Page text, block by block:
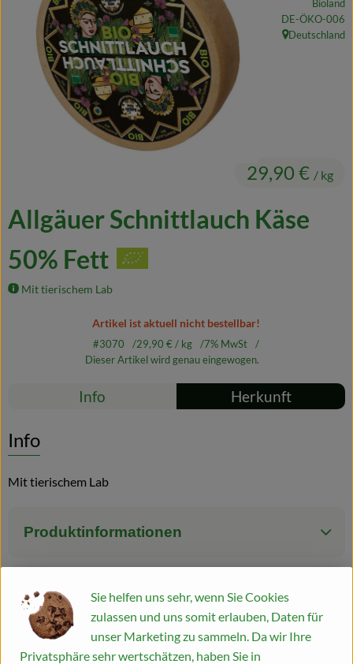
Naturkost
Wein
Getränke
Kosmetik & Drogerie
Angebote & Neues
VINCE Weine
Veranstaltungen
Allgäuer Schnittlauch Käse
50% Fett
Mit tierischem Lab
29,90 € / kg
Bioland
, Kontrollstelle:
DE-ÖKO-006
, Herkunft:
Deutschland
Artikel ist aktuell nicht bestellbar!
#3070 29,90 €/ kg
7% MwSt
Dieser Artikel wird genau eingewogen.
Rezepte
Info Herkunft
Info
Mit tierischem Lab
Produktinformationen
Zutaten
Produktdatenblatt
Sie helfen uns sehr, wenn Sie Cookies
zulassen und uns somit erlauben, Daten für
unser Marketing zu sammeln. Da wir Ihre
Privatsphäre sehr wertschätzen, haben Sie in